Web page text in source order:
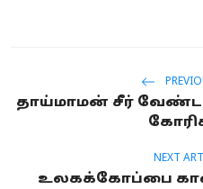
தாய்மாமன் சீர்
NEXT
உலகக்கோப்பை